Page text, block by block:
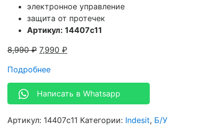
электронное управление
защита от протечек
Артикул: 14407c11
8,990₽ 7,990 ₽
Подробнее
Написать в Whatsapp
Артикул: 14407c11 Категории: Indesit, Б/У